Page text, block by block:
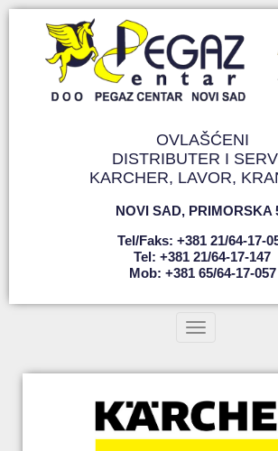
OVLAŠĆENI
DISTRIBUTER I
KARCHER, LAVOR,
NOVI SAD, PRIMORSKA
Tel/faks: +381 21/64-17-
Tel: +381 21/64-17-147
Mob: +381 65/64-17-057
Toggle